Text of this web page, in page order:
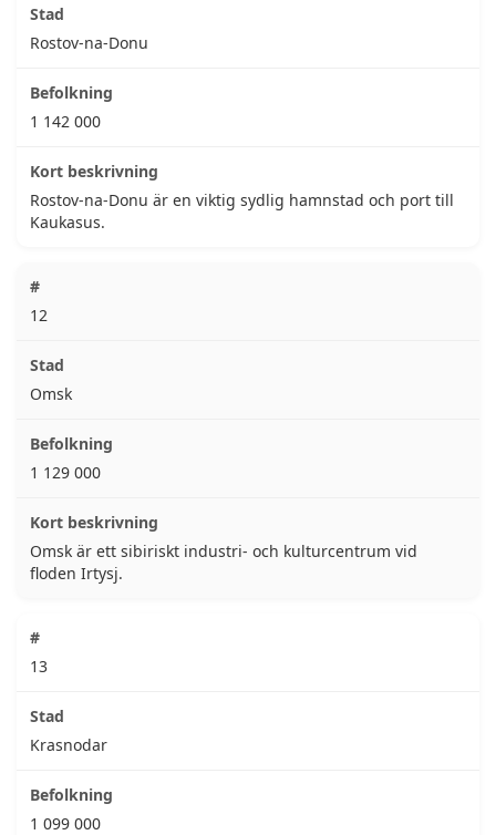
Rostov-na-Donu
1 142 000
Rostov-na-Donu är en viktig sydlig hamnstad och port till
Kaukasus.
12
Omsk
1 129 000
Omsk är ett sibiriskt industri- och kulturcentrum vid
floden Irtysj.
13
Krasnodar
1 099 000